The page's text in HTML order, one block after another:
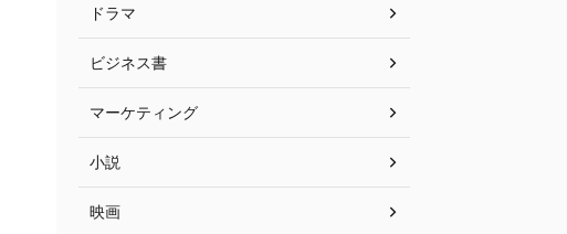
ドラマ
ビジネス書
マーケティング
小説
映画